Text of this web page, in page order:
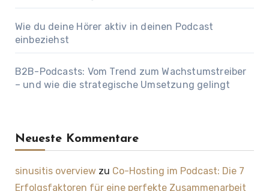
Wie du deine Hörer aktiv in deinen Podcast
einbeziehst
B2B-Podcasts: Vom Trend zum Wachstumstreiber
– und wie die strategische Umsetzung gelingt
Neueste Kommentare
sinusitis overviewzu Co-Hosting im Podcast: Die 7
Erfolgsfaktoren für eine perfekte Zusammenarbeit